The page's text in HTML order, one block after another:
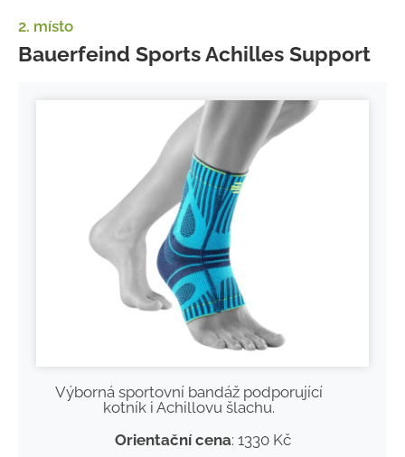
2. místo
Bauerfeind Sports Achilles Support
Výborná sportovní bandáž podporující
kotník i Achillovu šlachu.
Orientační cena: 1330 Kč